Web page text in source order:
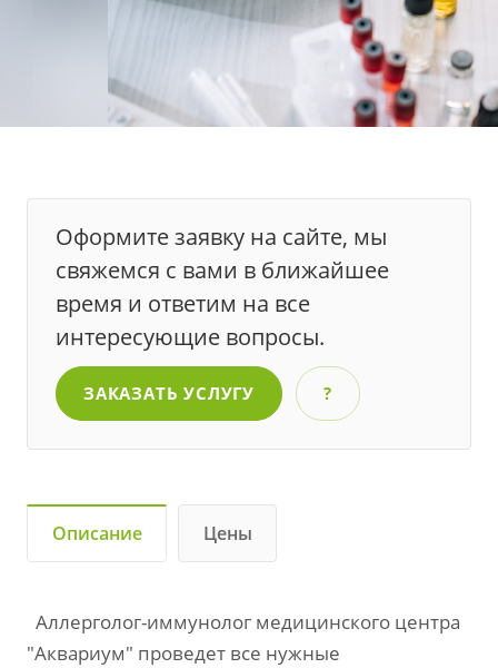
Оформите заявку на сайте, мы
свяжемся с вами в ближайшее
время и ответим на все
интересующие вопросы.
ЗАКАЗАТЬ УСЛУГУ ?
Описание Цены
Аллерголог-иммунолог медицинского центра
"Аквариум" проведет все нужные